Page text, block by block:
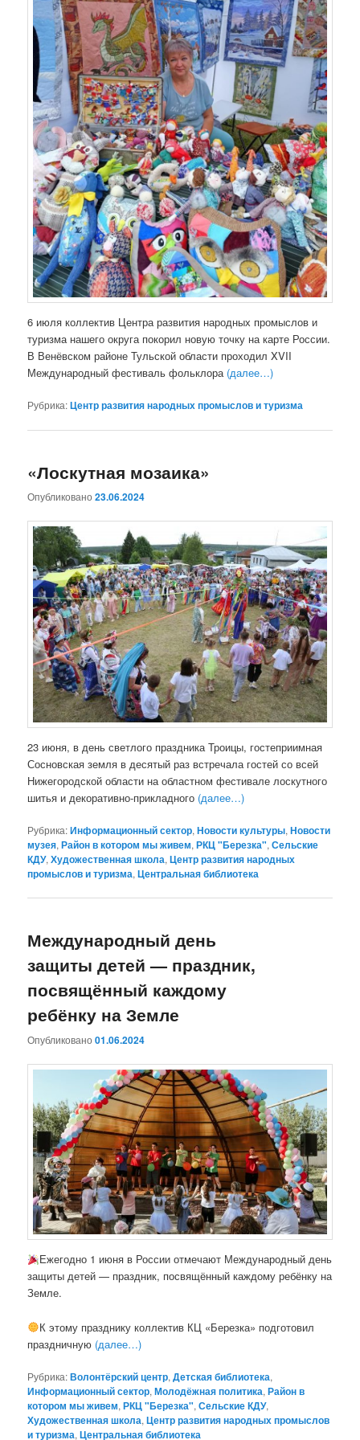
6 июля коллектив Центра развития народных промыслов и
туризма нашего округа покорил новую точку на карте России.
В Венёвском районе Тульской области проходил XVII
Международный фестиваль фольклора (далее…)
Рубрика:Центр развития народных промыслов и туризма
«Лоскутная мозаика»
Опубликовано23.06.2024
23 июня, в день светлого праздника Троицы, гостеприимная
Сосновская земля в десятый раз встречала гостей со всей
Нижегородской области на областном фестивале лоскутного
шитья и декоративно-прикладного (далее…)
Рубрика:Информационный сектор,Новости культуры,Новости
музея,Район в котором мы живем,РКЦ "Березка",Сельские
КДУ,Художественная школа,Центр развития народных
промыслов и туризма,Центральная библиотека
Международный день
защиты детей — праздник,
посвящённый каждому
ребёнку на Земле
Опубликовано01.06.2024
Ежегодно 1 июня в России отмечают Международный день
защиты детей — праздник, посвящённый каждому ребёнку на
Земле.
К этому празднику коллектив КЦ «Березка» подготовил
праздничную (далее…)
Рубрика:Волонтёрский центр,Детская библиотека,
Информационный сектор,Молодёжная политика,Район в
котором мы живем,РКЦ "Березка",Сельские КДУ,
Художественная школа,Центр развития народных промыслов
и туризма,Центральная библиотека